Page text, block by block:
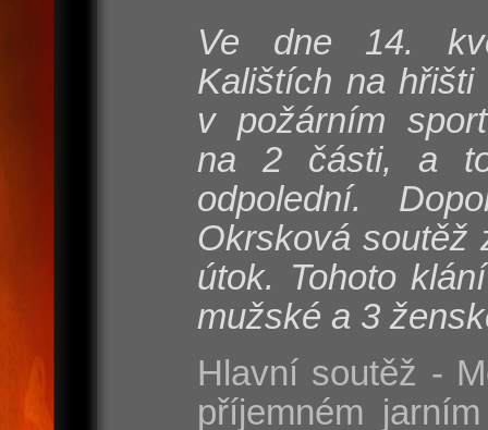
Ve dne 14.
Kalištích na hřišti
v požárním
na 2 části, a
odpolední.
Okrsková soutěž
útok. Tohoto
mužské a 3
Hlavní soutěž -
příjemném